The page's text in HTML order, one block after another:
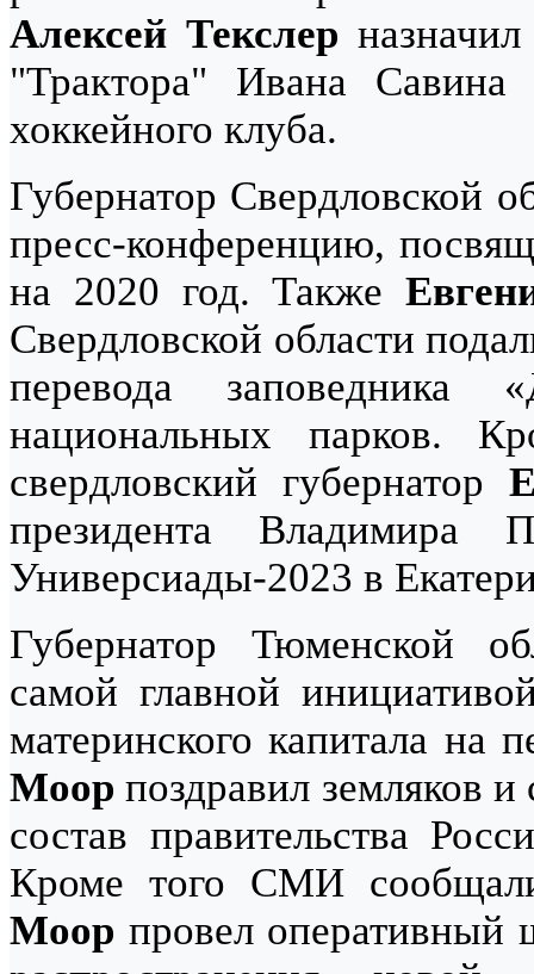
Алексей Текслер
"Трактора" Ивана Савина
хоккейного клуба.
Губернатор Свердловской
пресс-конференцию,
на 2020 год. Также
Свердловской области
перевода заповедника
национальных парков.
свердловский губернатор
президента Владимира
Универсиады-2023 в
Губернатор Тюменской
самой главной
материнского капитала на
Моор поздравил земляков
состав правительства
Кроме того СМИ
Моор провел оперативный